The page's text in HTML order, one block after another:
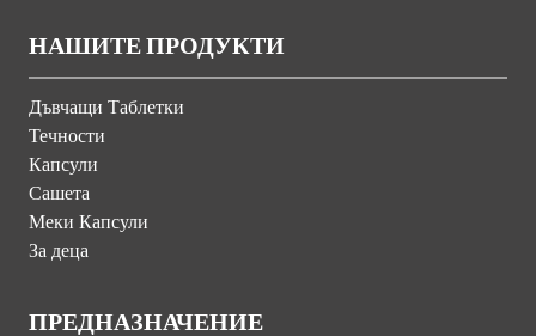
НАШИТЕ ПРОДУКТИ
Дъвчащи Таблетки
Течности
Капсули
Сашета
Меки Капсули
За деца
ПРЕДНАЗНАЧЕНИЕ